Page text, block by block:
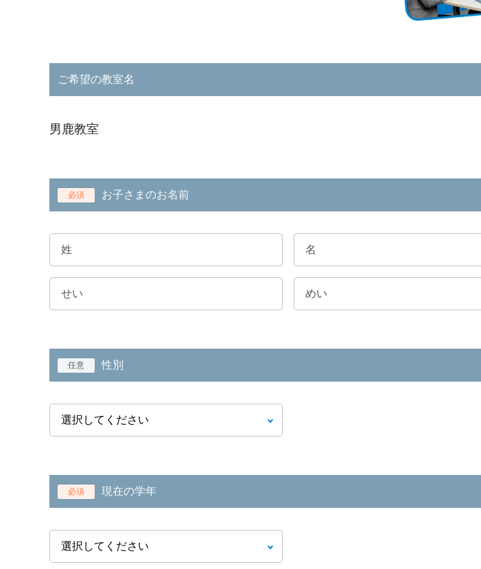
ご希望の教室名
男鹿教室
必須 お子さまのお名前
任意 性別
必須 現在の学年